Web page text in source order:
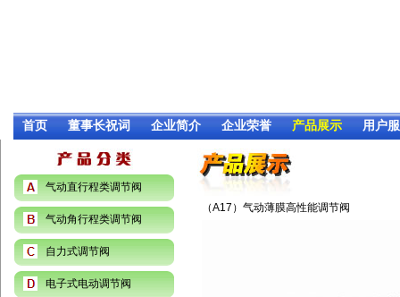
首页 董事长祝词 企业简介 企业荣誉 产品展示 用户
气动直行程类调节阀
气动角行程类调节阀
自力式调节阀
电子式电动调节阀
（A17）气动薄膜高性能调节阀